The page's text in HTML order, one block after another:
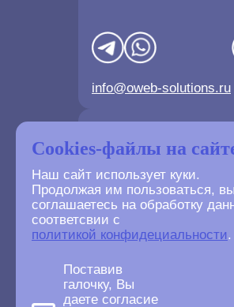
Cookies-файлы на
Наш сайт использует куки.
Продолжая им пользоваться, вы
соглашаетесь на обработку
соответсвии с
политикой конфидециальности.
Поставив
галочку, Вы
даете согласие
info@oweb-solutions.ru
+7(4872) 702-730
+7(499) 677-61-84